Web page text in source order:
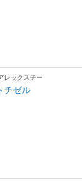
レックスチー
チゼル